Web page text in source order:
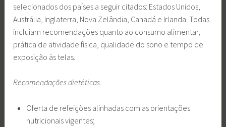
selecionados dos países a seguir citados: Estados Unidos,
Austrália, Inglaterra, Nova Zelândia, Canadá e Irlanda. Todas
incluíam recomendações quanto ao consumo alimentar,
prática de atividade física, qualidade do sono e tempo de
exposição às telas.
Recomendações dietéticas
Oferta de refeições alinhadas com as orientações
nutricionais vigentes;